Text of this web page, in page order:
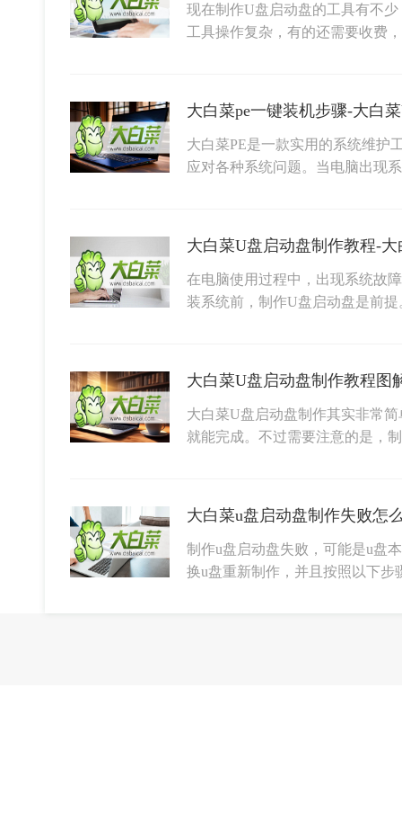
现在制作U盘启动盘的工具有不
工具操作复杂，有的还需要收费
大白菜pe一键装机步骤-大白
大白菜PE是一款实用的系统维护
应对各种系统问题。当电脑出现
大白菜U盘启动盘制作教程-
在电脑使用过程中，出现系统故
装系统前，制作U盘启动盘是前
大白菜U盘启动盘制作其实非常
就能完成。不过需要注意的是，
大白菜u盘启动盘制作失败怎
制作u盘启动盘失败，可能是u盘
换u盘重新制作，并且按照以下